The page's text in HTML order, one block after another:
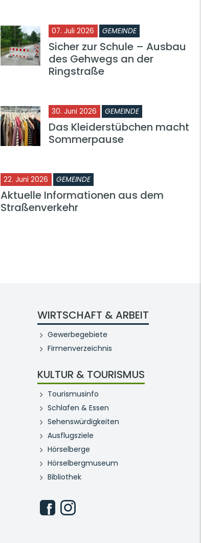
07. Juli 2026 GEMEINDE
Sicher zur Schule – Ausbau
des Gehwegs an der
Ringstraße
30. Juni 2026 GEMEINDE
Das Kleiderstübchen macht
Sommerpause
22. Juni 2026 GEMEINDE
Aktuelle Informationen aus dem
Straßenverkehr
WIRTSCHAFT & ARBEIT
Gewerbegebiete
Firmenverzeichnis
KULTUR & TOURISMUS
Tourismusinfo
Schlafen & Essen
Sehenswürdigkeiten
Ausflugsziele
Hörselberge
Hörselbergmuseum
Bibliothek